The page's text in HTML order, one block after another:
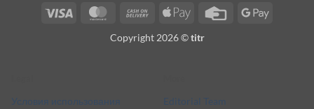
Visa MasterCardCash
Delivery
Apple
Credit
Google
Copyright 2026 ©titr
Условия использования Editorial Team